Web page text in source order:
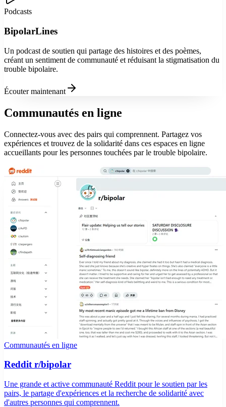
Podcasts
BipolarLines
Un podcast de soutien qui partage des histoires et des poèmes,
créant un sentiment de communauté et réduisant la stigmatisation du
trouble bipolaire.
Écouter maintenant
Communautés en ligne
Connectez-vous avec des pairs qui comprennent. Partagez vos
expériences et trouvez de la solidarité dans ces espaces en ligne
accueillants pour les personnes touchées par le trouble bipolaire.
Communautés en ligne
Reddit r/bipolar
Une grande et active communauté Reddit pour le soutien par les
pairs, le partage d'expériences et la recherche de solidarité avec
d'autres personnes qui comprennent.